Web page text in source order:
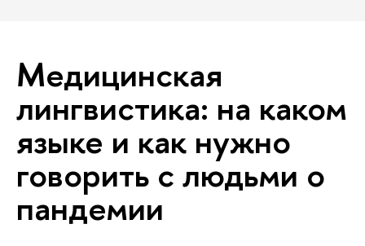
Медицинская
лингвистика: на каком
языке и как нужно
говорить с людьми о
пандемии